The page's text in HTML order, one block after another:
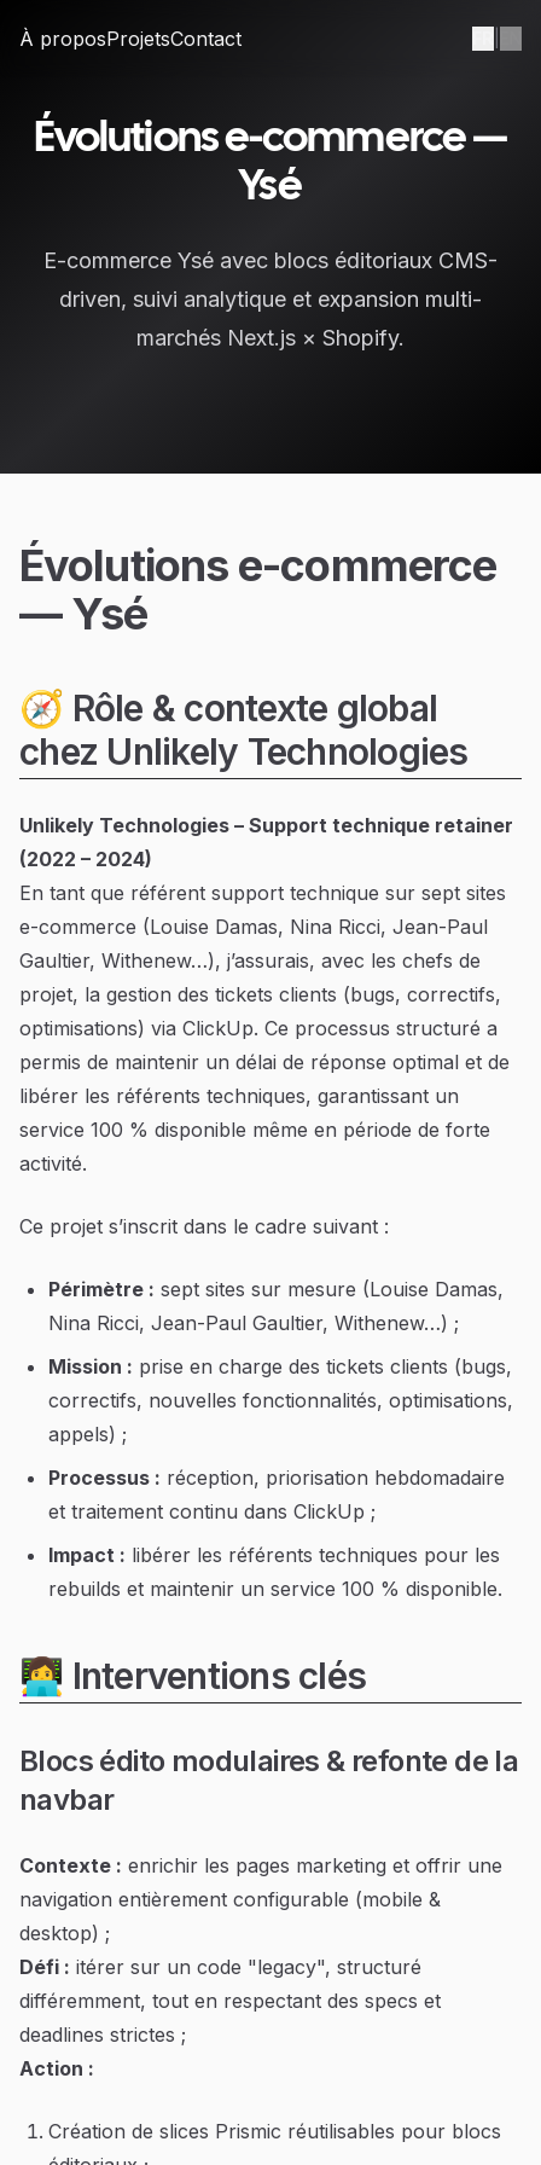
Évolutions e-commerce —
Ysé
E-commerce Ysé avec blocs éditoriaux CMS-
driven, suivi analytique et expansion multi-
marchés Next.js × Shopify.
À proposProjetsContact
Évolutions e-commerce
— Ysé
🧭 Rôle & contexte global
chez Unlikely Technologies
Unlikely Technologies – Support technique retainer
(2022 – 2024)
En tant que référent support technique sur sept sites
e-commerce (Louise Damas, Nina Ricci, Jean-Paul
Gaultier, Withenew…), j’assurais, avec les chefs de
projet, la gestion des tickets clients (bugs, correctifs,
optimisations) via ClickUp. Ce processus structuré a
permis de maintenir un délai de réponse optimal et de
libérer les référents techniques, garantissant un
service 100 % disponible même en période de forte
activité.
Ce projet s’inscrit dans le cadre suivant :
Périmètre : sept sites sur mesure (Louise Damas,
Nina Ricci, Jean-Paul Gaultier, Withenew…) ;
Mission : prise en charge des tickets clients (bugs,
correctifs, nouvelles fonctionnalités, optimisations,
appels) ;
Processus : réception, priorisation hebdomadaire
et traitement continu dans ClickUp ;
Impact : libérer les référents techniques pour les
rebuilds et maintenir un service 100 % disponible.
👩‍💻 Interventions clés
Blocs édito modulaires & refonte de la
navbar
Contexte : enrichir les pages marketing et offrir une
navigation entièrement configurable (mobile &
desktop) ;
Défi : itérer sur un code "legacy", structuré
différemment, tout en respectant des specs et
deadlines strictes ;
Action :
Création de slices Prismic réutilisables pour blocs